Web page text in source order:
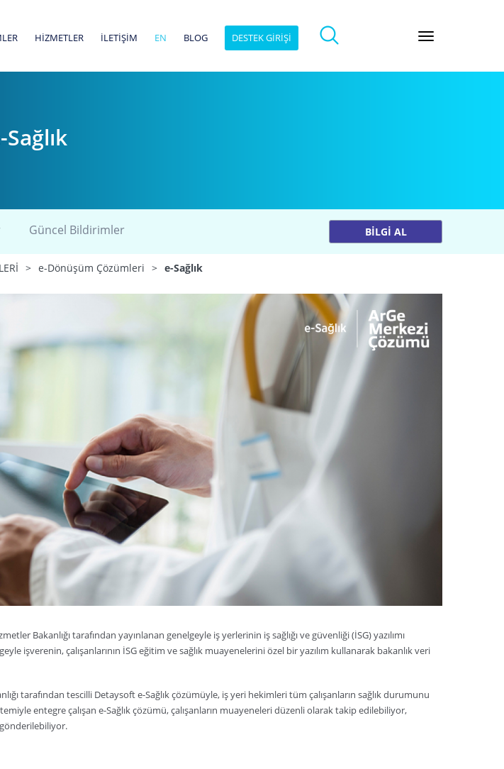
HİZMETLER İLETİŞİM EN BLOG DESTEK GİRİŞİ
Sağlık
Güncel Bildirimler BİLGİ AL
> e-Dönüşüm Çözümleri > e-Sağlık
Bakanlığı tarafından yayınlanan genelgeyle iş yerlerinin iş sağlığı ve güvenliği (İSG) yazılımı
işverenin, çalışanlarının İSG eğitim ve sağlık muayenelerini özel bir yazılım kullanarak bakanlık veri
tarafından tescilli Detaysoft e-Sağlık çözümüyle, iş yeri hekimleri tüm çalışanların sağlık durumunu
entegre çalışan e-Sağlık çözümü, çalışanların muayeneleri düzenli olarak takip edilebiliyor,